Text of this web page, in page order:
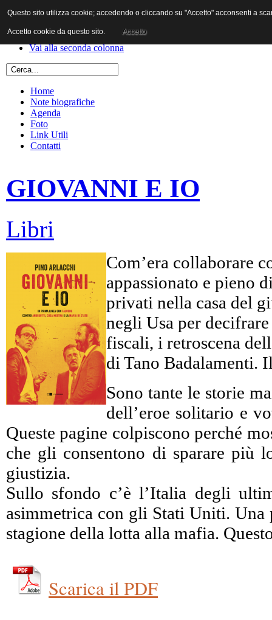
Vai al contenuto
Vai alla prima colonna
Vai alla seconda colonna
Home
Note biografiche
Agenda
Foto
Link Utili
Contatti
GIOVANNI E IO
Libri
Com’era collaborare
appassionato e pieno
privati nella casa del
negli Usa per
fiscali, i retroscena
di Tano Badalamenti.
Sono tante le storie
dell’eroe solitario e
Queste pagine colpiscono perché
che gli consentono di sparare più
giustizia.
Sullo sfondo c’è l’Italia degli
asimmetrica con gli Stati Uniti. Una
stagione della lotta alla mafia.
Scarica il PDF
Questo sito utilizza cookie; accedendo o cliccando su "Accetto" acconsenti a
Accetto cookie da questo sito. Accetto